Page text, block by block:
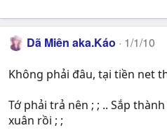
Dã Miên aka.Káo 1/1/10
Không phải đâu, tại tiền net
Tớ phải trả nên ; ; .. Sắp
xuân rồi ; ;